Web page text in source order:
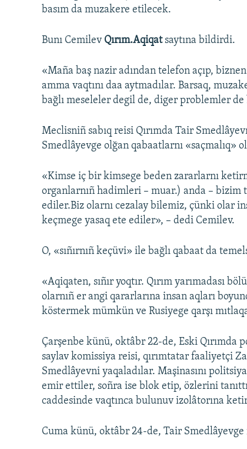
basım da muzakere etilecek.
Bunı Cemilev Qırım.Aqiqatsaytına bildirdi.
«Maña baş nazir adından telefon açıp,
amma vaqtını daa aytmadılar. Barsaq,
bağlı meseleler degil de, diger problemler
Meclisniñ sabıq reisi Qırımda Tair
Smedlâyevge olğan qabaatlarnı «saçmalıq»
«Kimse iç bir kimsege beden zararlarnı
organlarnıñ hadimleri – muar.) anda – bizim
ediler.Biz olarnı cezalay bilemiz, çünki olar
keçmege yasaq ete ediler», – dedi Cemilev.
O, «sıñırnıñ keçüvi» ile bağlı qabaat da
«Aqiqaten, sıñır yoqtır. Qırım yarımadası
olarnıñ er angi qararlarına insan aqları
köstermek mümkün ve Rusiyege qarşı
Çarşenbe künü, oktâbr 22-de, Eski
saylav komissiya reisi, qırımtatar faaliyetçi
Smedlâyevni yaqaladılar. Maşinasını
emir ettiler, soñra ise blok etip, özlerini
caddesinde vaqtınca bulunuv izolâtorına
Cuma künü, oktâbr 24-de, Tair